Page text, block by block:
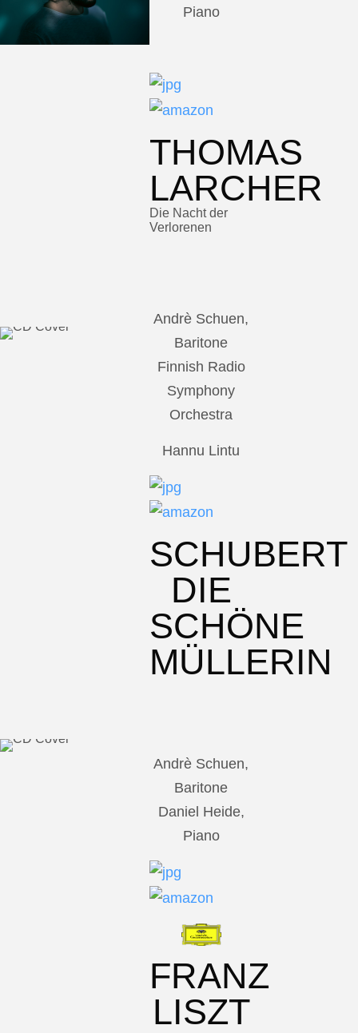
Piano
THOMAS
LARCHER
Die Nacht der
Verlorenen
Andrè Schuen,
Baritone
Finnish Radio
Symphony
Orchestra
Hannu Lintu
SCHUBERT
DIE
SCHÖNE
MÜLLERIN
Andrè Schuen,
Baritone
Daniel Heide,
Piano
FRANZ
LISZT